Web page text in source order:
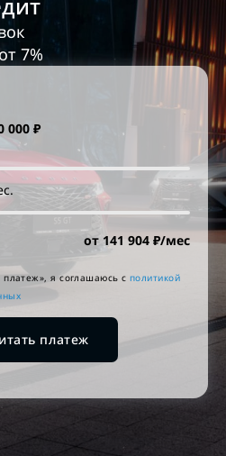
7%
000 ₽
от141 904 ₽/мес
платеж», я соглашаюсь c политикой
платеж